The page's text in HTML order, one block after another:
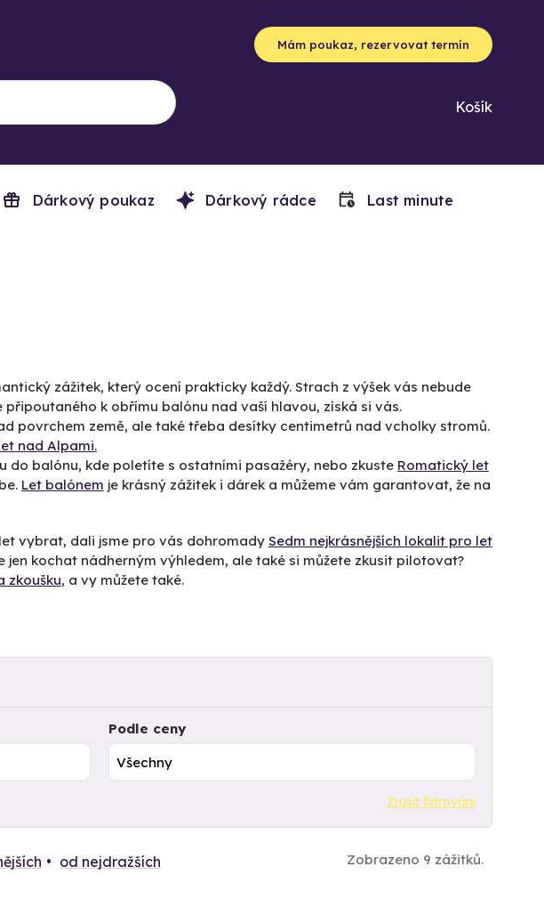
Mám poukaz, rezervovat termín
Košík
Dárkový poukaz Dárkový rádce Last minute
zážitek, který ocení prakticky každý. Strach z výšek vás nebude
k obřímu balónu nad vaší hlavou, získá si vás.
povrchem země, ale také třeba desítky centimetrů nad vcholky stromů.
nad Alpami.
do balónu, kde poletíte s ostatními pasažéry, nebo zkuste Romatický let
Let balónem je krásný zážitek i dárek a můžeme vám garantovat, že na
vybrat, dali jsme pro vás dohromady Sedm nejkrásnějších lokalit pro let
jen kochat nádherným výhledem, ale také si můžete zkusit pilotovat?
zkoušku, a vy můžete také.
Podle ceny
Zrušit filtrování
od nejdražších Zobrazeno 9 zážitků.